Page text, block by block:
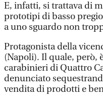
E, infatti, si trattava di
prototipi di basso
a uno sguardo non
Protagonista della
(Napoli). Il quale, però,
carabinieri di Quattro
denunciato
vendita di prodotti e